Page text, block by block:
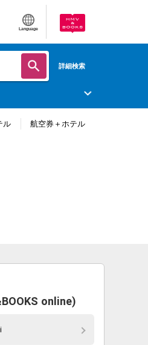
Language
詳細検索
ル 航空券＋ホテル
online)